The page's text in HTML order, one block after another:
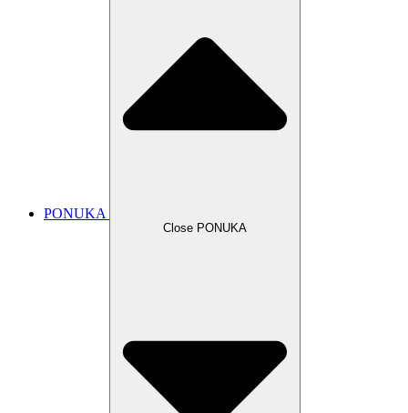
PONUKA
Close PONUKA